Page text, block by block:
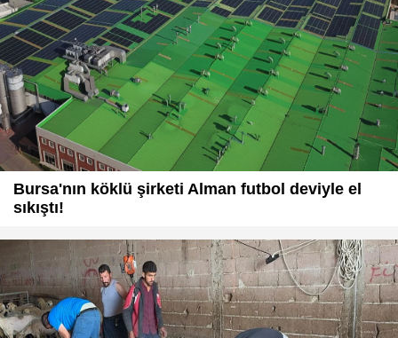
Bursa'nın köklü şirketi Alman futbol deviyle el
sıkıştı!